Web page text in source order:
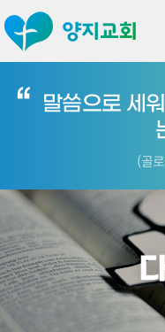
말씀으로 세
(골